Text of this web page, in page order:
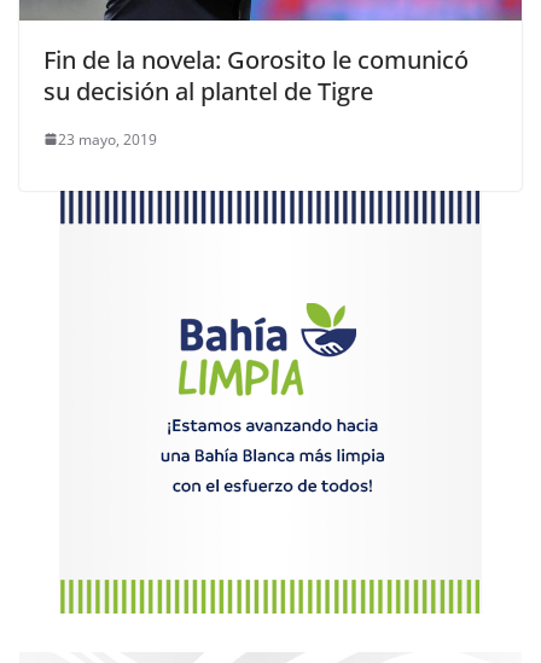
Fin de la novela: Gorosito le comunicó
su decisión al plantel de Tigre
23 mayo, 2019